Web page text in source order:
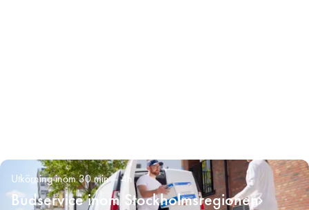
Utkörning inom 30 min – 4h
Budservice inom Stockholmsregionen